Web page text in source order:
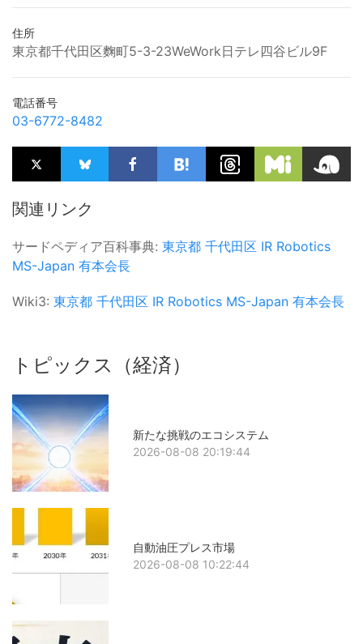
住所
東京都千代田区麴町5-3-23WeWork日テレ四谷ビル9F
電話番号
03-6772-8482
関連リンク
サードペディア百科事典: 東京都 千代田区 IR Robotics
MS-Japan 有本会長
Wiki3: 東京都 千代田区 IR Robotics MS-Japan 有本会長
トピックス（経済）
新たな挑戦のエコシステム
2026-08-08 20:19:44
自動油圧プレス市場
2026-08-08 10:22:44